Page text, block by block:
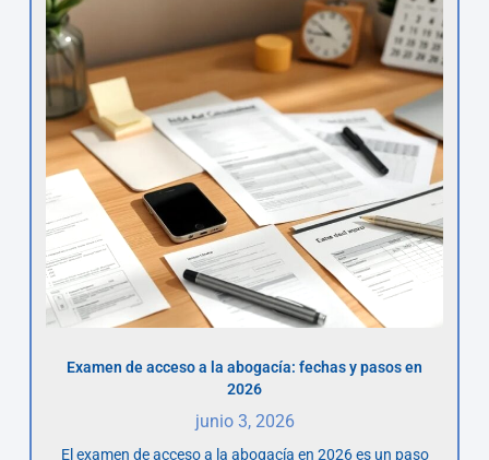
Examen de acceso a la abogacía: fechas y pasos en
2026
junio 3, 2026
El examen de acceso a la abogacía en 2026 es un paso